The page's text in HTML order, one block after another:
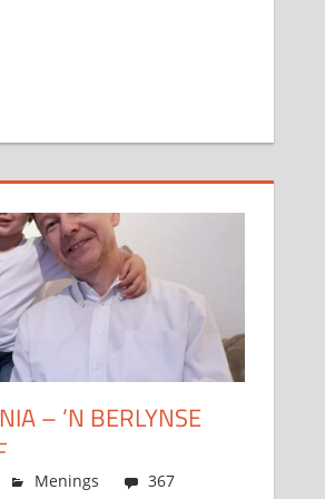
– ’N BERLYNSE
admin
Menings
367